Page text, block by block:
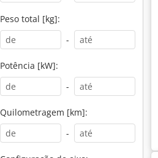
Peso total [kg]:
-
Potência [kW]:
-
Quilometragem [km]:
-